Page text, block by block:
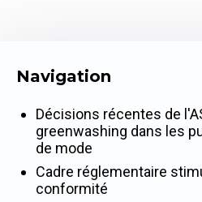
Navigation
Décisions récentes de
greenwashing dans les
de mode
Cadre réglementaire
conformité